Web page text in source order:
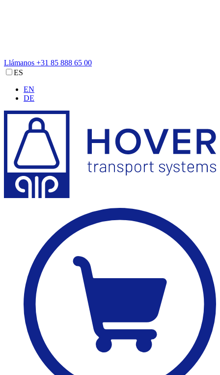
Llámanos +31 85 888 65 00
ES
EN
DE